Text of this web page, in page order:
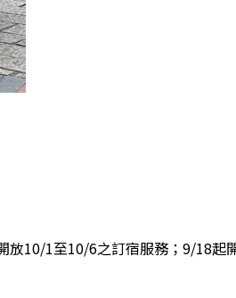
放10/1至10/6之訂宿服務；9/18